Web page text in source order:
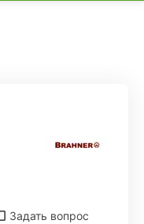
Задать вопрос